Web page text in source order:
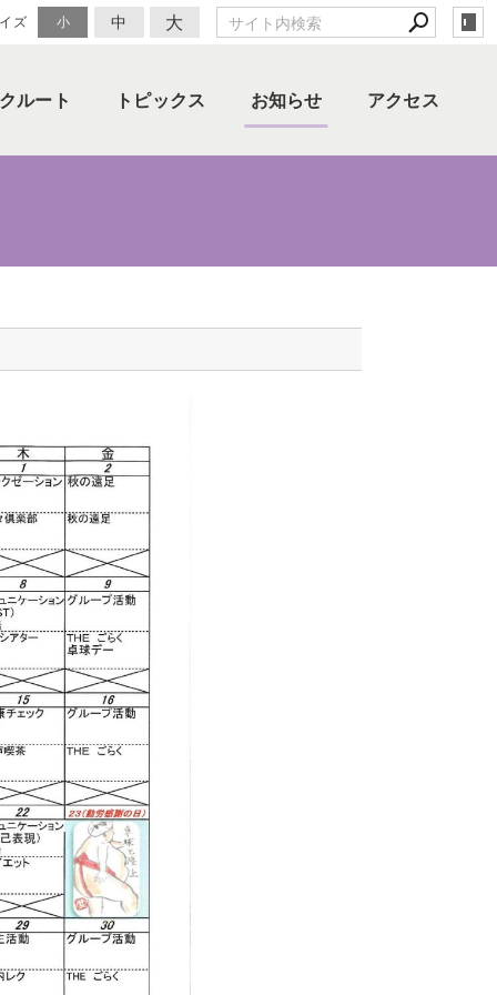
ズ 小 中 大
ルート トピックス お知らせ アクセス